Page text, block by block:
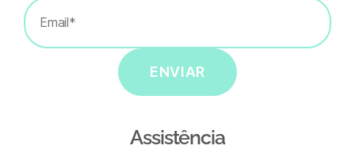
ENVIAR
Assistência